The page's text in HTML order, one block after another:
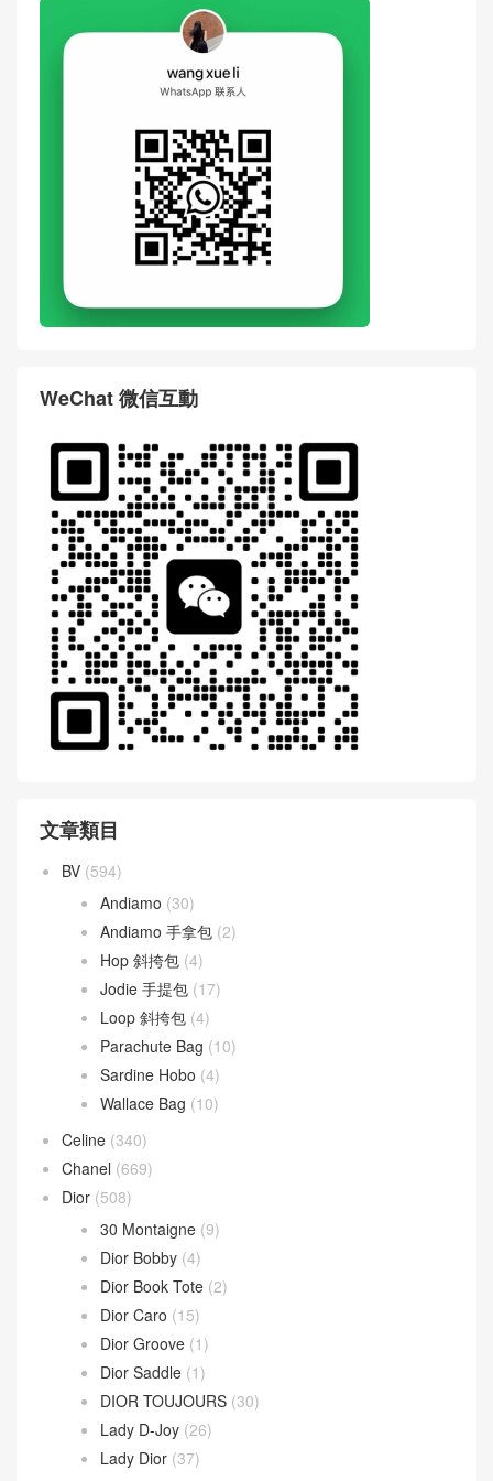
WeChat 微信互動
文章類目
BV (594)
Andiamo (30)
Andiamo 手拿包 (2)
Hop 斜挎包 (4)
Jodie 手提包 (17)
Loop 斜挎包 (4)
Parachute Bag (10)
Sardine Hobo (4)
Wallace Bag (10)
Celine (340)
Chanel (669)
Dior (508)
30 Montaigne (9)
Dior Bobby (4)
Dior Book Tote (2)
Dior Caro (15)
Dior Groove (1)
Dior Saddle (1)
DIOR TOUJOURS (30)
Lady D-Joy (26)
Lady Dior (37)